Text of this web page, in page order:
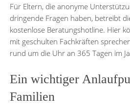
Für Eltern, die anonyme
dringende Fragen haben, betreibt
kostenlose Beratungshotline. Hier
mit geschulten Fachkräften
rund um die Uhr an 365 Tagen im
Ein wichtiger
Familien